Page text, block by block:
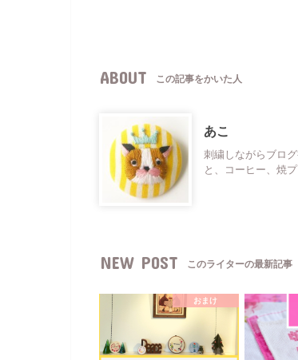
ABOUT この記事をかいた人
あこ
刺繍しながらブロ
と、コーヒー、焼
NEW POST このライターの最新記事
おまけ